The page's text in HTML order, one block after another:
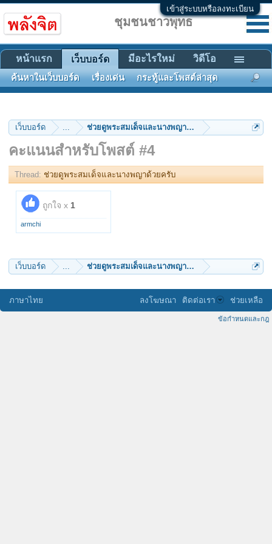
เข้าสู่ระบบหรือลงทะเบียน
เว็บบอร์ด ... ช่วยดูพระสมเด็จและนางพญาด้วยครับ
คะแนนสำหรับโพสต์ #4
Thread: ช่วยดูพระสมเด็จและนางพญาด้วยครับ
ถูกใจ x 1
armchi
เว็บบอร์ด ... ช่วยดูพระสมเด็จและนางพญาด้วยครับ
ชุมชนชาวพุทธ
หน้าแรก เว็บบอร์ด
ค้นหาในเว็บบอร์ด เรื่องเด่น กระทู้และโพสต์ล่าสุด
มีอะไรใหม่ วิดีโอ
ภาษาไทย ลงโฆษณา ติดต่อเรา ช่วยเหลือ
ข้อกำหนดและกฎ